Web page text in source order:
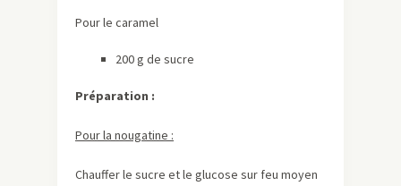
Pour le caramel
200 g de sucre
Préparation :
Pour la nougatine :
Chauffer le sucre et le glucose sur feu moyen